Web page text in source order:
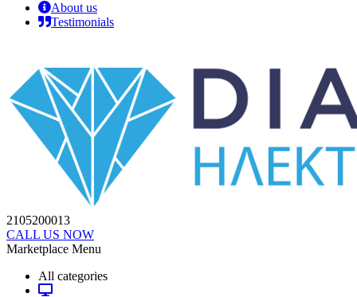
About us
Testimonials
2105200013
CALL US NOW
Marketplace Menu
All categories